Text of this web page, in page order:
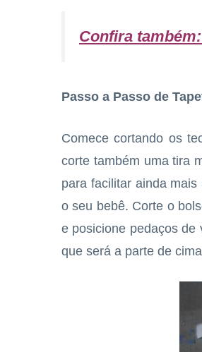
Confira também:
Passo a Passo de
Comece cortando os
corte também uma tira
para facilitar ainda
o seu bebê. Corte o
e posicione pedaços de
que será a parte de